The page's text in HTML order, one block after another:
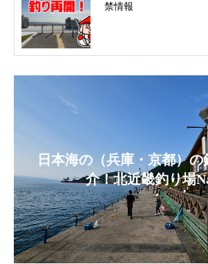
禁情報
日本海の（兵庫・京都）
介！北近畿釣り場